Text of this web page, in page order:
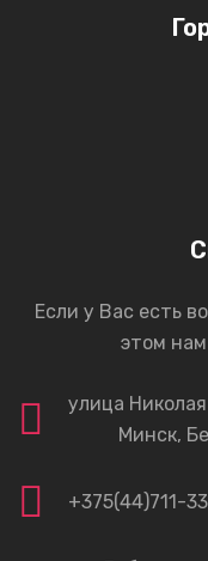
Если у Вас есть
этом нам
улица
Минск,
+375(44)711-